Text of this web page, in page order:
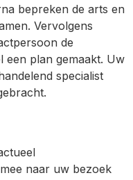
bepreken de arts en
Vervolgens
de
een plan gemaakt. Uw
specialist
naar uw bezoek